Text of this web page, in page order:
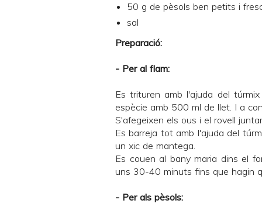
50 g de pèsols ben petits i
sal
Preparació:
- Per al flam:
Es trituren amb l'ajuda del
espècie amb 500 ml de llet. I a
S'afegeixen els ous i el rovell
Es barreja tot amb l'ajuda del
un xic de mantega.
Es couen al bany maria dins el
uns 30-40 minuts fins que hagin
- Per als pèsols: